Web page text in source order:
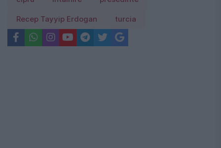
Recep Tayyip Erdogan turcia